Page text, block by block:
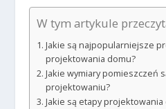
W tym artykule
Jakie są najpopularniejsze
projektowania domu?
Jakie wymiary pomieszczeń
projektowaniu?
Jakie są etapy projektowania